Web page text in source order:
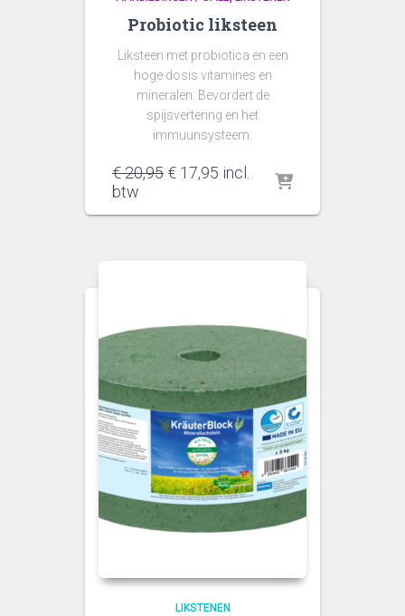
Probiotic liksteen
Liksteen met probiotica en een
hoge dosis vitamines en
mineralen. Bevordert de
spijsvertering en het
immuunsysteem.
€20,95 Oorspronkelijke
€ 17,95 Huidige
incl.
btw
LIKSTENEN